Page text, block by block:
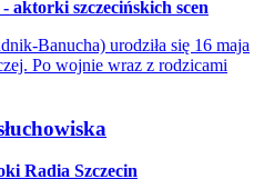
szczecińskich scen
Banucha) urodziła się 16 maja
Po wojnie wraz z rodzicami
Radia Szczecin